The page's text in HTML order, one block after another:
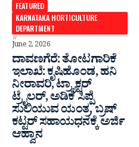
FEATURED
KARNATAKA HORTICULTURE
DEPARTMENT
June 2, 2026
ದಾವಣಗೆರೆ: ತೋಟಗಾರಿಕೆ
ಇಲಾಖೆ: ಕೃಷಿಹೊಂಡ, ಹನಿ
ನೀರಾವರಿ, ಟ್ರ್ಯಾಕ್ಟರ್
ಟ್ರೈಲರ್, ಅಡಿಕೆ ಸಿಪ್ಪೆ
ಸುಲಿಯುವ ಯಂತ್ರ, ಬ್ರಷ್
ಕಟ್ಟರ್ ಸಹಾಯಧನಕ್ಕೆ ಅರ್ಜಿ
ಆಹ್ವಾನ